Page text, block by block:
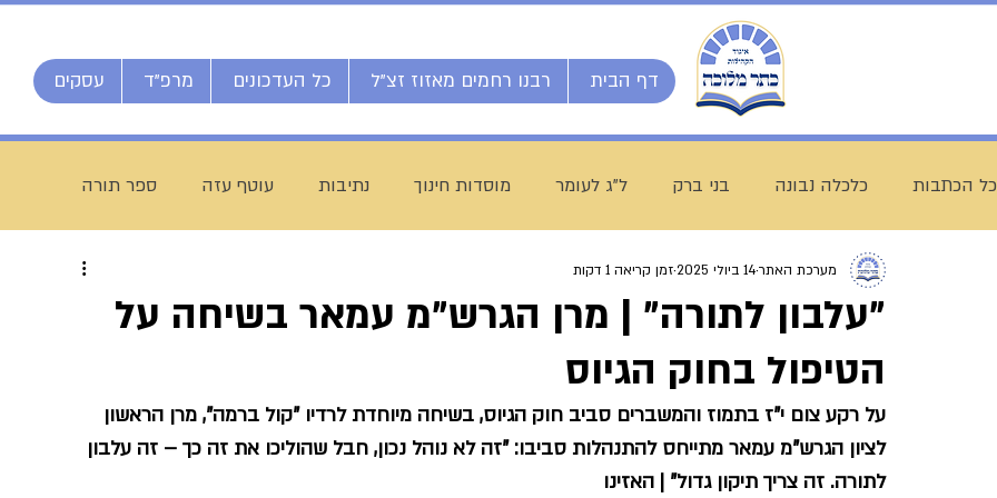
דף הבית רבנו רחמים מאזוז זצ"ל כל העדכונים מרפ"ד עסקים
כל הכתבות כלכלה נבונה בני ברק ל"ג לעומר מוסדות חינוך נתיבות עוטף עזה ספר תורה
השיעור השבועי ספרי מרן בית המדרש הגדול הרב אליהו ענקרי
חג שבועות ת"ת לחם הביכורים מכינה ליש"ק עץ חיים
עולם התורה הרב עובדיה חן דף היומי הרב מצליח חי מאזוז רשת הכוללים "רצופות" ישיבת כסא רחמים
"עלבון לתורה" | מרן הגרש"מ עמאר בשיחה על
הטיפול בחוק הגיוס
מערכת האתר14 ביולי 2025 זמן קריאה 1 דקות
על רקע צום י”ז בתמוז והמשברים סביב חוק הגיוס, בשיחה מיוחדת לרדיו "קול ברמה", מרן הראשון
לציון הגרש"מ עמאר מתייחס להתנהלות סביבו: "זה לא נוהל נכון, חבל שהוליכו את זה כך – זה עלבון
לתורה. זה צריך תיקון גדול" | האזינו